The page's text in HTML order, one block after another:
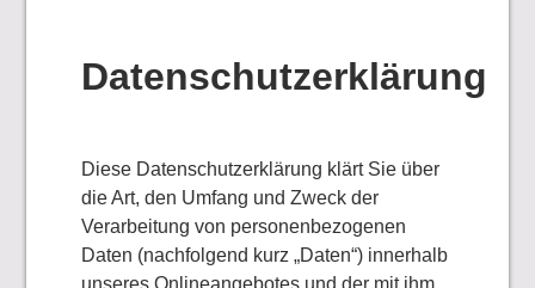
Datenschutzerklärung
Diese Datenschutzerklärung klärt Sie über
die Art, den Umfang und Zweck der
Verarbeitung von personenbezogenen
Daten (nachfolgend kurz „Daten“) innerhalb
unseres Onlineangebotes und der mit ihm